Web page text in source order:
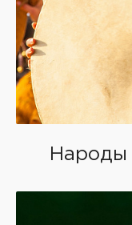
Народы